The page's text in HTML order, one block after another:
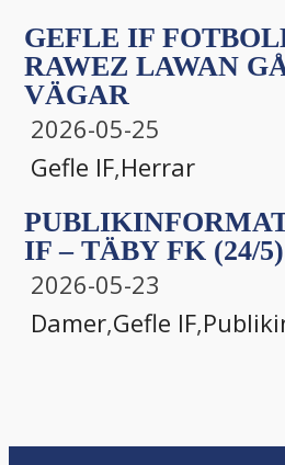
GEFLE IF
RAWEZ LAWAN
VÄGAR
2026-05-25
Gefle IF,Herrar
IF – TÄBY FK (24/5)
2026-05-23
Damer,Gefle IF,